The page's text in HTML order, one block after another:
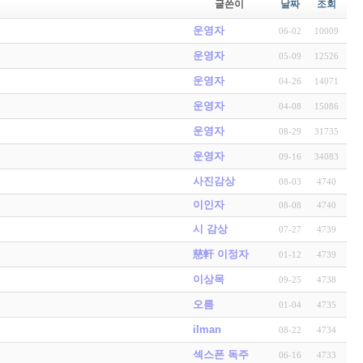
글쓴이 날짜 조회
운영자 06-02 10009
운영자 05-09 12526
운영자 04-26 14071
운영자 04-08 15086
운영자 08-29 31735
운영자 09-16 34083
사진감상 08-03 4740
이인자 08-08 4740
시 감상 07-27 4739
慈軒 이정자 01-12 4739
이상목 09-25 4738
오름 01-04 4735
ilman 08-22 4734
섹스폰 독주 06-16 4733